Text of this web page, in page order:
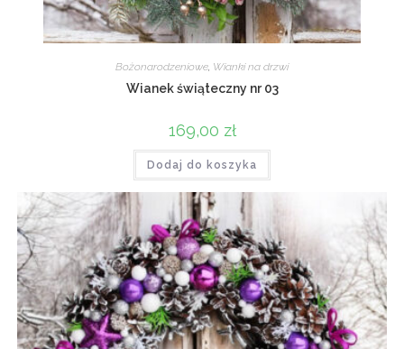
Bożonarodzeniowe, Wianki na drzwi
Wianek świąteczny nr 03
169,00 zł
Dodaj do koszyka